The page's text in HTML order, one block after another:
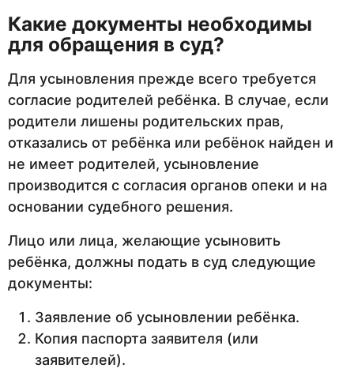
Какие документы необходимы
для обращения в суд?
Для усыновления прежде всего требуется
согласие родителей ребёнка. В случае, если
родители лишены родительских прав,
отказались от ребёнка или ребёнок найден и
не имеет родителей, усыновление
производится с согласия органов опеки и на
основании судебного решения.
Лицо или лица, желающие усыновить
ребёнка, должны подать в суд следующие
документы:
Заявление об усыновлении ребёнка.
Копия паспорта заявителя (или
заявителей).